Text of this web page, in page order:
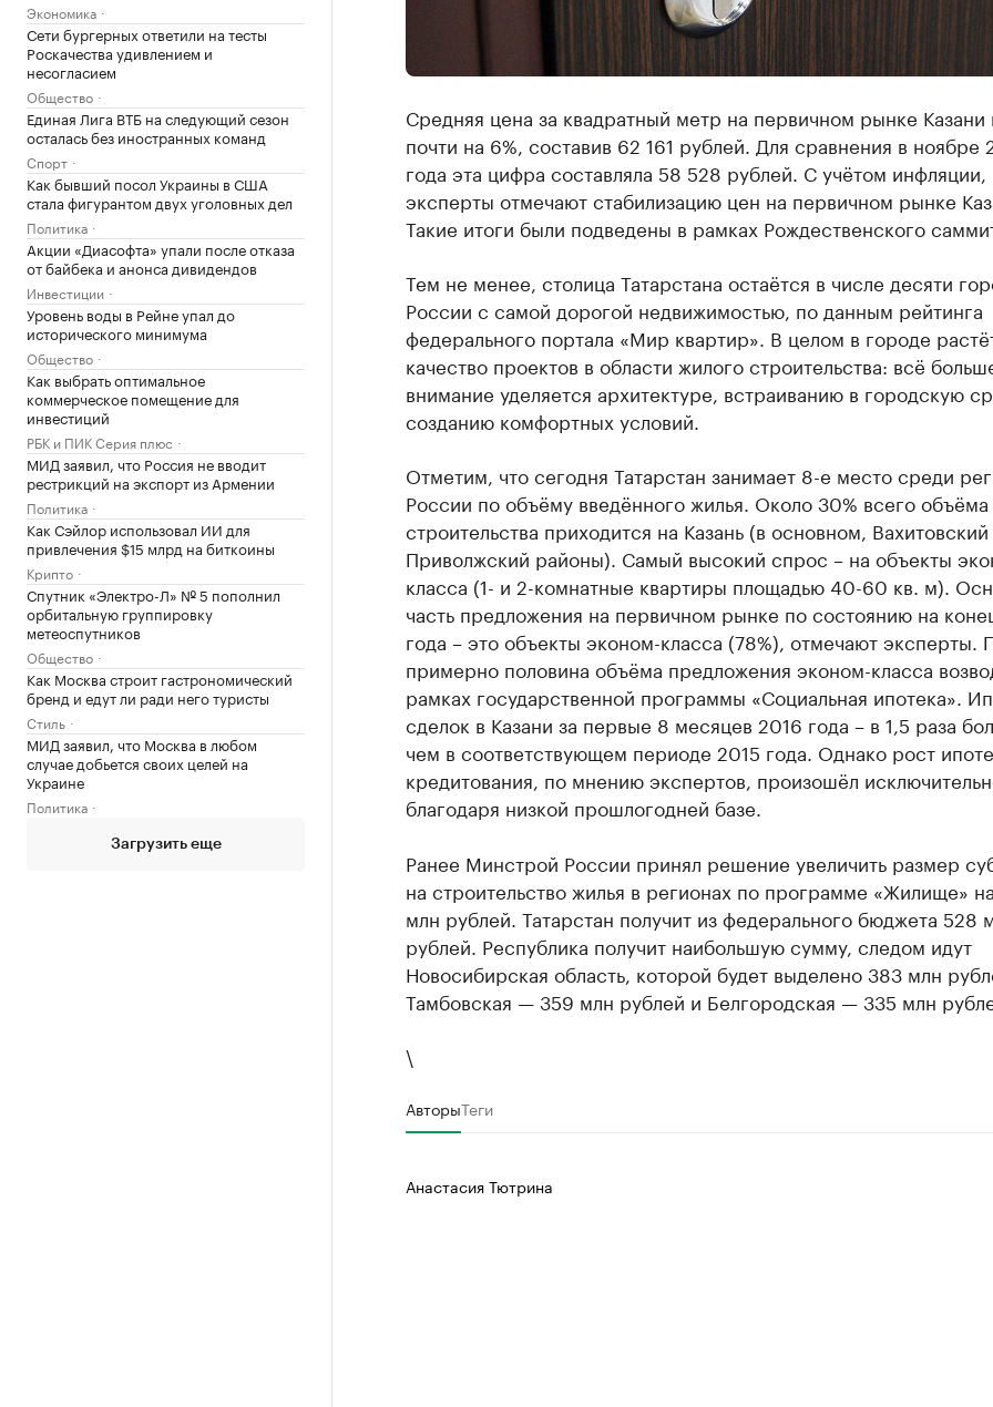
Экономика
Сети бургерных ответили на тесты
Роскачества удивлением и
несогласием
Общество
Единая Лига ВТБ на следующий сезон
осталась без иностранных команд
Спорт
Как бывший посол Украины в США
стала фигурантом двух уголовных дел
Политика
Акции «Диасофта» упали после отказа
от байбека и анонса дивидендов
Инвестиции
Уровень воды в Рейне упал до
исторического минимума
Общество
Как выбрать оптимальное
коммерческое помещение для
инвестиций
РБК и ПИК Серия плюс
МИД заявил, что Россия не вводит
рестрикций на экспорт из Армении
Политика
Как Сэйлор использовал ИИ для
привлечения $15 млрд на биткоины
Крипто
Спутник «Электро-Л» № 5 пополнил
орбитальную группировку
метеоспутников
Общество
Как Москва строит гастрономический
бренд и едут ли ради него туристы
Стиль
МИД заявил, что Москва в любом
случае добьется своих целей на
Украине
Политика
Загрузить еще
Средняя цена за квадратный метр на первичном рынке Казани
почти на 6%, составив 62 161 рублей. Для сравнения в ноябре
года эта цифра составляла 58 528 рублей. С учётом инфляции,
эксперты отмечают стабилизацию цен на первичном рынке
Такие итоги были подведены в рамках Рождественского
Тем не менее, столица Татарстана остаётся в числе десяти
России с самой дорогой недвижимостью, по данным рейтинга
федерального портала «Мир квартир». В целом в городе
качество проектов в области жилого строительства: всё
внимание уделяется архитектуре, встраиванию в городскую
созданию комфортных условий.
Отметим, что сегодня Татарстан занимает 8-е место среди
России по объёму введённого жилья. Около 30% всего объёма
строительства приходится на Казань (в основном,
Приволжский районы). Самый высокий спрос – на объекты
класса (1- и 2-комнатные квартиры площадью 40-60 кв. м).
часть предложения на первичном рынке по состоянию на
года – это объекты эконом-класса (78%), отмечают эксперты.
примерно половина объёма предложения эконом-класса
рамках государственной программы «Социальная ипотека».
сделок в Казани за первые 8 месяцев 2016 года – в 1,5 раза
чем в соответствующем периоде 2015 года. Однако рост
кредитования, по мнению экспертов, произошёл
благодаря низкой прошлогодней базе.
Ранее Минстрой России принял решение увеличить размер
на строительство жилья в регионах по программе «Жилище»
млн рублей. Татарстан получит из федерального бюджета 528
рублей. Республика получит наибольшую сумму, следом идут
Новосибирская область, которой будет выделено 383 млн
Тамбовская — 359 млн рублей и Белгородская — 335 млн
\
АвторыТеги
Анастасия Тютрина